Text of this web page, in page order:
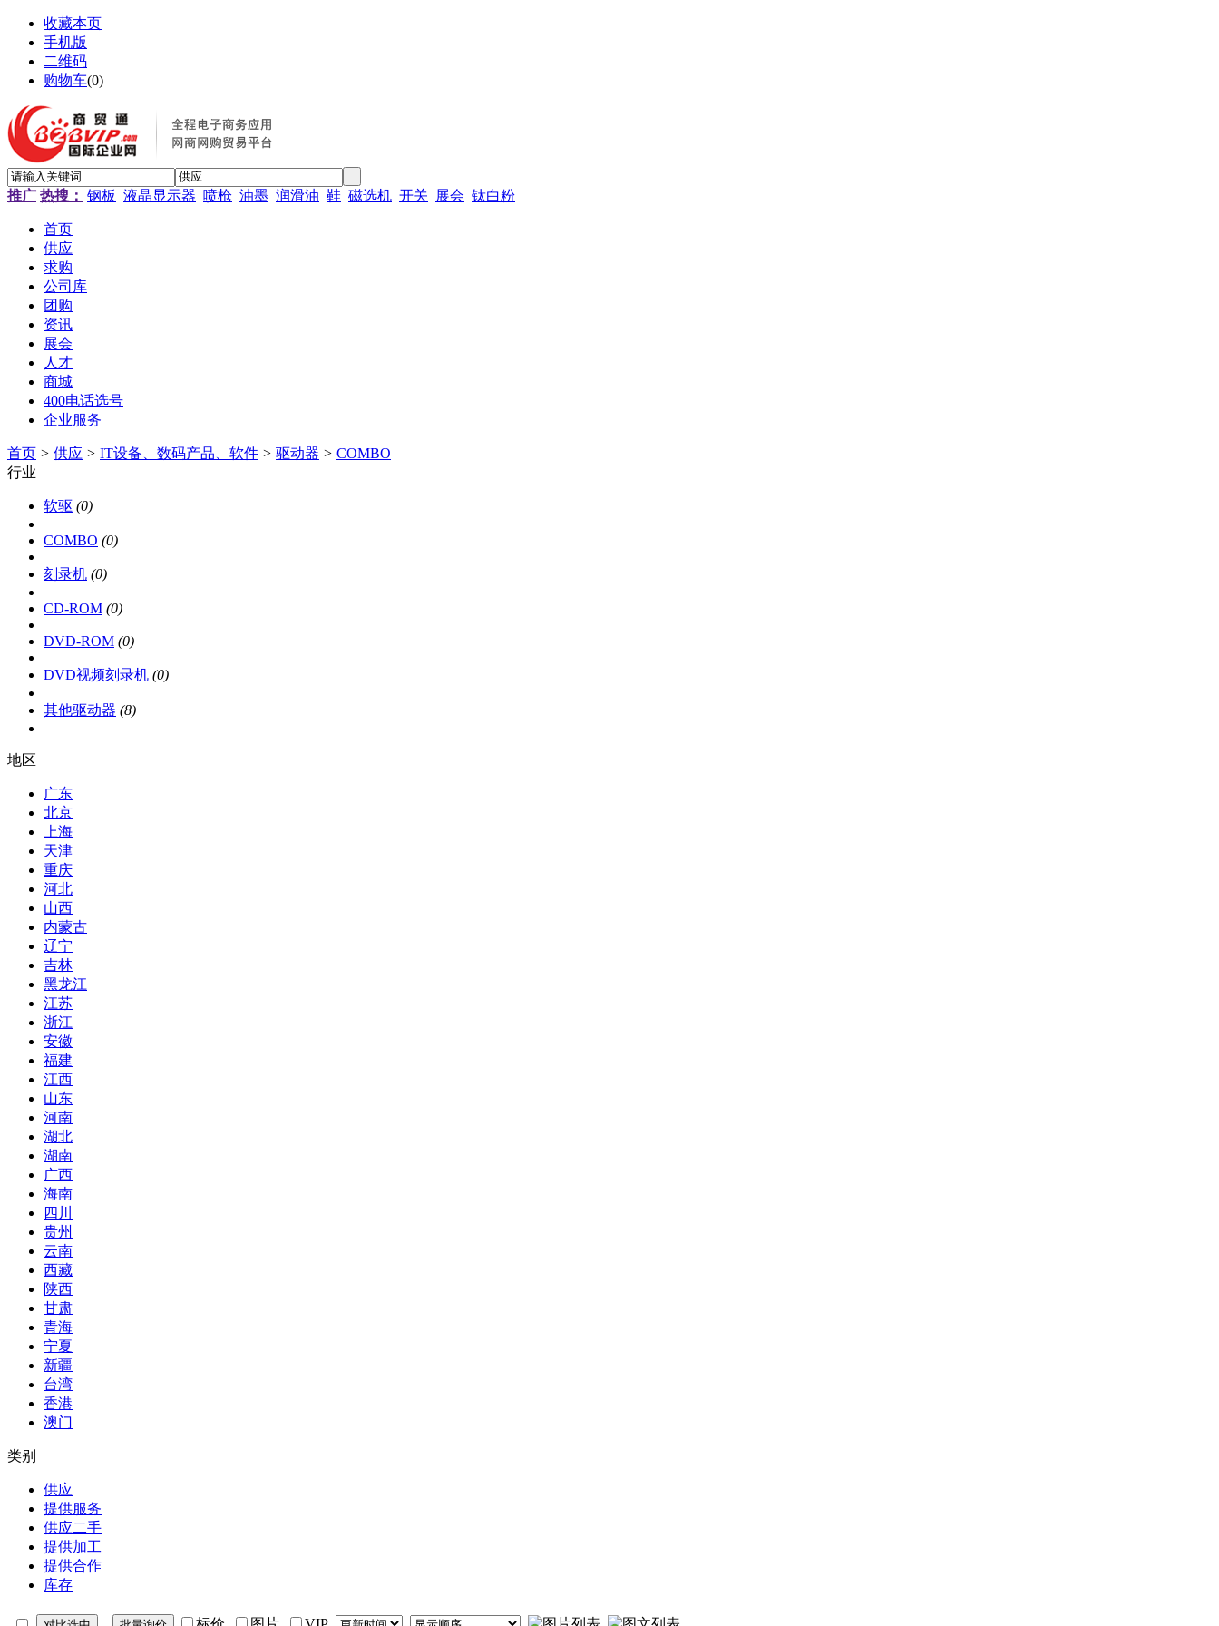
收藏本页
手机版
二维码
购物车(0)
推广 热搜： 钢板 液晶显示器 喷枪 油墨 润滑油 鞋 磁选机 开关 展会 钛白粉
首页
供应
求购
公司库
团购
资讯
展会
人才
商城
400电话选号
企业服务
首页 > 供应 > IT设备、数码产品、软件 > 驱动器 > COMBO
行业
软驱 (0)
COMBO (0)
刻录机 (0)
CD-ROM (0)
DVD-ROM (0)
DVD视频刻录机 (0)
其他驱动器 (8)
地区
广东
北京
上海
天津
重庆
河北
山西
内蒙古
辽宁
吉林
黑龙江
江苏
浙江
安徽
福建
江西
山东
河南
湖北
湖南
广西
海南
四川
贵州
云南
西藏
陕西
甘肃
青海
宁夏
新疆
台湾
香港
澳门
类别
供应
提供服务
供应二手
提供加工
提供合作
库存